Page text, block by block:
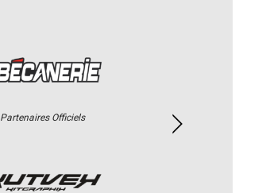
Partenaires Officiels